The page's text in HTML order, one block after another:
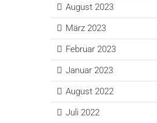
August 2023
März 2023
Februar 2023
Januar 2023
August 2022
Juli 2022